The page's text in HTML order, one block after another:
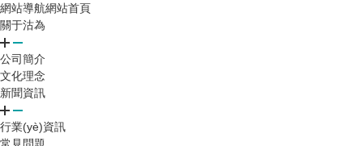
網站導航網站首頁
關于沽為
公司簡介
文化理念
新聞資訊
行業(yè)資訊